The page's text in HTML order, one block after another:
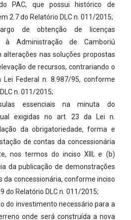
PAC, que possui histórico de
2.7 do Relatório DLC n. 011/2015;
de obtenção de licenças
à Administração de Camboriú
alterações nas soluções propostas
de recursos, contrariando o
Lei Federal n. 8.987/95, conforme
n. 011/2015;
essenciais na minuta do
exigidas no art. 23 da Lei n.
da obrigatoriedade, forma e
de contas da concessionária
nos termos do inciso XIII; e (b)
da publicação de demonstrações
da concessionária, conforme inciso
do Relatório DLC n. 011/2015;
do investimento necessário para a
onde será construída a nova